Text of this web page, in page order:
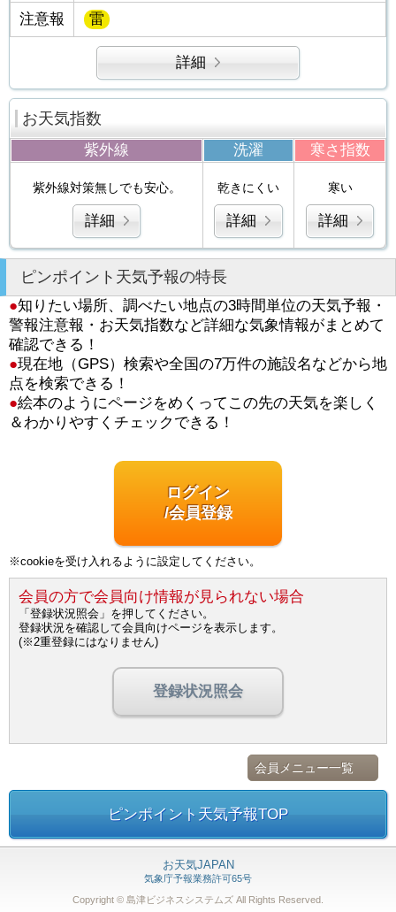
注意報 雷
詳細
お天気指数
紫外線 洗濯 寒さ指数
紫外線対策無しでも安心。
詳細
乾きにくい
詳細
寒い
詳細
ピンポイント天気予報の特長
●知りたい場所、調べたい地点の3時間単位の天気予報・
警報注意報・お天気指数など詳細な気象情報がまとめて
確認できる！
●現在地（GPS）検索や全国の7万件の施設名などから地
点を検索できる！
●絵本のようにページをめくってこの先の天気を楽しく
＆わかりやすくチェックできる！
ログイン
/会員登録
※cookieを受け入れるように設定してください。
会員の方で会員向け情報が見られない場合
「登録状況照会」を押してください。
登録状況を確認して会員向けページを表示します。
(※2重登録にはなりません)
登録状況照会
会員メニュー一覧
ピンポイント天気予報TOP
お天気JAPAN
気象庁予報業務許可65号
Copyright © 島津ビジネスシステムズ All Rights Reserved.